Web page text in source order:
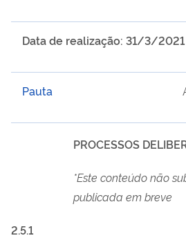
Data de realização: 31/3/2021
Pauta
PROCESSOS
*Este conteúdo não
publicada em breve
2.5.1